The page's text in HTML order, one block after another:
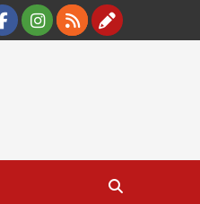
Facebook
Instagram
RSS